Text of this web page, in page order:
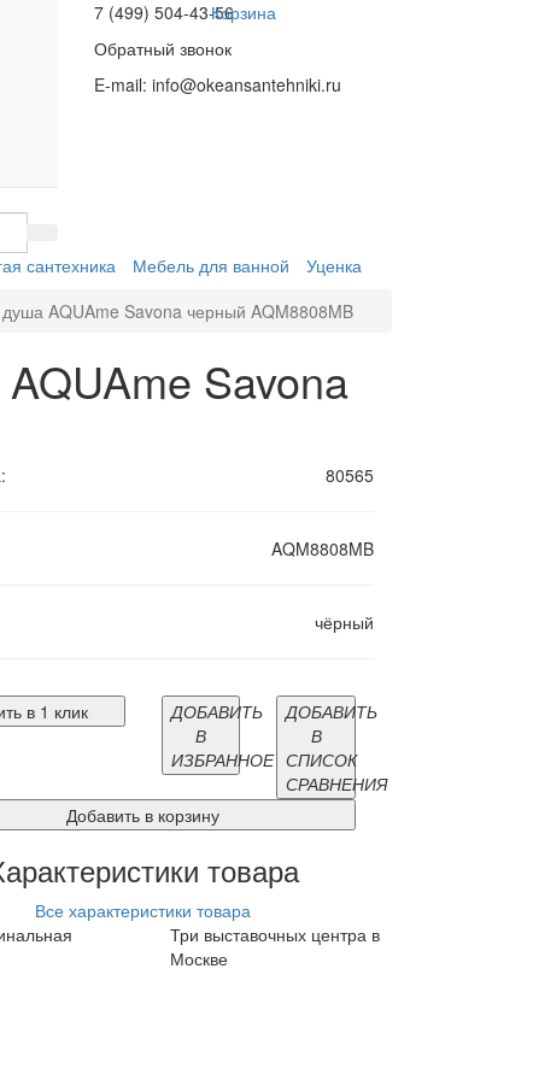
Корзина
7 (499) 504-43-56
Обратный звонок
E-mail: info@okeansantehniki.ru
сантехника Мебель для ванной Уценка
AQUAme Savona черный AQM8808MB
Savona
80565
AQM8808MB
чёрный
в 1 клик
ДОБАВИТЬ
В
ИЗБРАННОЕ
ДОБАВИТЬ
В
СПИСОК
СРАВНЕНИЯ
Добавить в корзину
товара
Все характеристики товара
Три выставочных центра в
Москве